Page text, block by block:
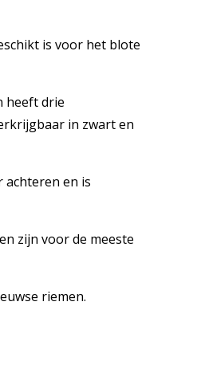
is voor het blote
heeft drie
in zwart en
achteren en is
zijn voor de meeste
riemen.